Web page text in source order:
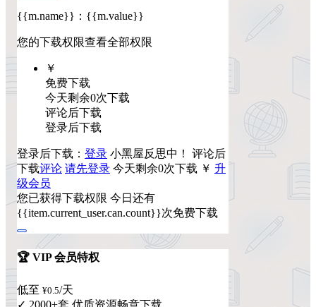
{{m.name}} ： {{m.value}}
您的下载权限查看全部权限
￥
免费下载
今天剩余0次下载
评论后下载
登录后下载
登录后下载： 登录 小黑屋反思中！ 评论后
下载评论 请先登录 今天剩余0次下载 ￥ 升
级会员
您已获得下载权限 今日还有
{{item.current_user.can.count}}次免费下载
🏆 VIP 会员特权
低至 ¥0.5/天
✓ 2000+套 优质资源畅意下载